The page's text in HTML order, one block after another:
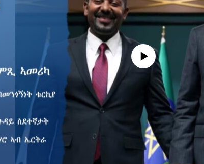
No media source currently